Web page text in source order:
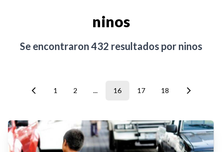
ninos
Se encontraron 432 resultados por ninos
1 2 ... 16 17 18